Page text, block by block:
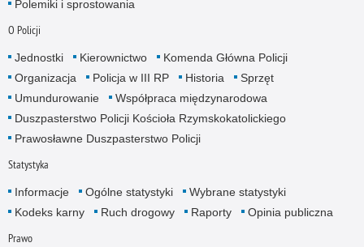
Polemiki i sprostowania
O Policji
Jednostki Kierownictwo
Komenda Główna Policji
Organizacja
Policja w III RP Historia
Sprzęt
Umundurowanie
Współpraca międzynarodowa
Duszpasterstwo Policji Kościoła Rzymskokatolickiego
Prawosławne Duszpasterstwo Policji
Statystyka
Informacje Ogólne statystyki
Wybrane statystyki
Kodeks karny
Ruch drogowy Raporty Opinia publiczna
Prawo